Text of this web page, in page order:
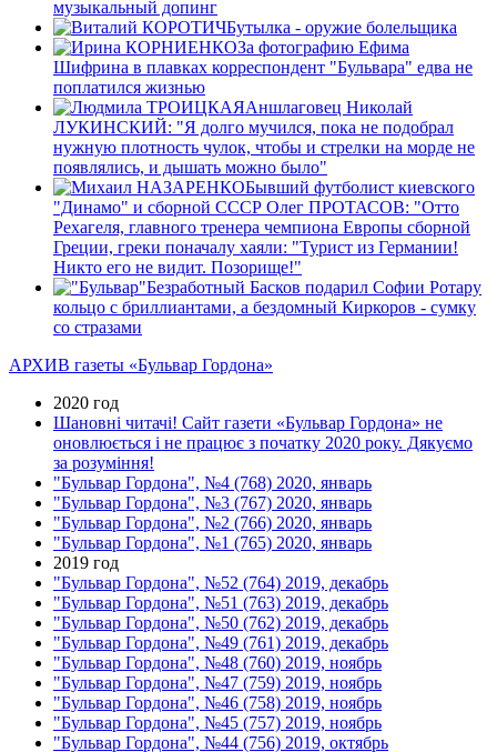
музыкальный допинг
Бутылка - оружие болельщика
За фотографию Ефима
Шифрина в плавках корреспондент "Бульвара" едва не
поплатился жизнью
Аншлаговец Николай
ЛУКИНСКИЙ: "Я долго мучился, пока не подобрал
нужную плотность чулок, чтобы и стрелки на морде не
появлялись, и дышать можно было"
Бывший футболист киевского
"Динамо" и сборной СССР Олег ПРОТАСОВ: "Отто
Рехагеля, главного тренера чемпиона Европы сборной
Греции, греки поначалу хаяли: "Турист из Германии!
Никто его не видит. Позорище!"
Безработный Басков подарил Софии Ротару
кольцо с бриллиантами, а бездомный Киркоров - сумку
со стразами
АРХИВ газеты «Бульвар Гордона»
2020 год
Шановні читачі! Сайт газети «Бульвар Гордона» не
оновлюється і не працює з початку 2020 року. Дякуємо
за розуміння!
"Бульвар Гордона", №4 (768) 2020, январь
"Бульвар Гордона", №3 (767) 2020, январь
"Бульвар Гордона", №2 (766) 2020, январь
"Бульвар Гордона", №1 (765) 2020, январь
2019 год
"Бульвар Гордона", №52 (764) 2019, декабрь
"Бульвар Гордона", №51 (763) 2019, декабрь
"Бульвар Гордона", №50 (762) 2019, декабрь
"Бульвар Гордона", №49 (761) 2019, декабрь
"Бульвар Гордона", №48 (760) 2019, ноябрь
"Бульвар Гордона", №47 (759) 2019, ноябрь
"Бульвар Гордона", №46 (758) 2019, ноябрь
"Бульвар Гордона", №45 (757) 2019, ноябрь
"Бульвар Гордона", №44 (756) 2019, октябрь